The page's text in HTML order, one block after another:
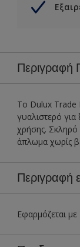
Περιγραφή
Το Dulux Trade
γυαλιστερό για
χρήσης. Σκληρό
άπλωμα χωρίς
Περιγραφή
Εφαρμόζεται